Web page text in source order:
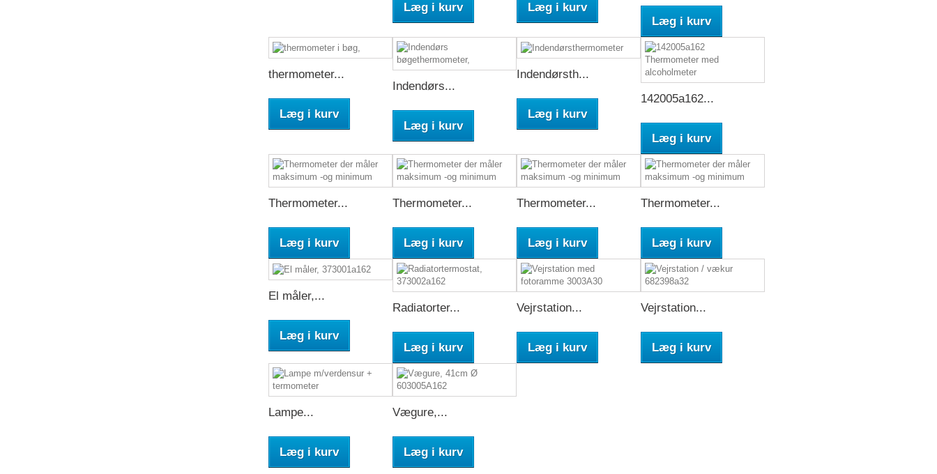
Læg i kurv Læg i kurv
Læg i kurv
thermometer...
Læg i kurv
Indendørs...
Læg i kurv
Indendørsth...
Læg i kurv
142005a162...
Læg i kurv
Thermometer...
Læg i kurv
Thermometer...
Læg i kurv
Thermometer...
Læg i kurv
Thermometer...
Læg i kurv
El måler,...
Læg i kurv
Radiatorter...
Læg i kurv
Vejrstation...
Læg i kurv
Vejrstation...
Læg i kurv
Lampe...
Læg i kurv
Vægure,...
Læg i kurv